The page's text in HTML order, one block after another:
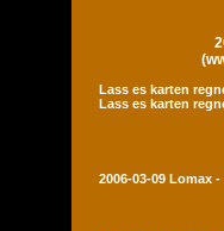
Lass es karten
Lass es karten
2006-03-09 Lomax